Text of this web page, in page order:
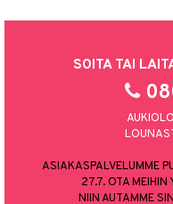
SOITA TAI
ASIAKASPALVELUMME
27.7. OTA
NIIN AUTAMME